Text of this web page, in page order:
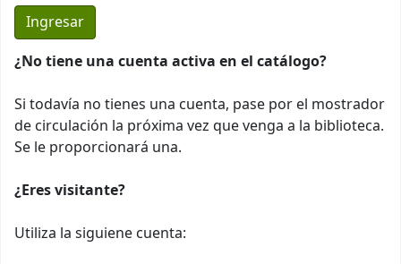
¿No tiene una cuenta activa en el catálogo?
Si todavía no tienes una cuenta, pase por el mostrador
de circulación la próxima vez que venga a la biblioteca.
Se le proporcionará una.
¿Eres visitante?
Utiliza la siguiene cuenta: